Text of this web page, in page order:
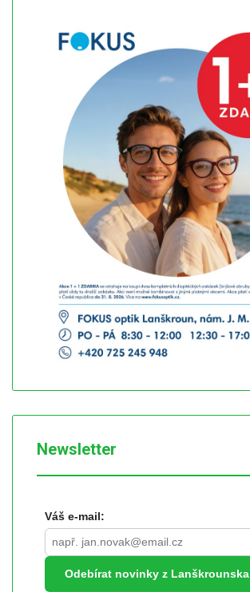
Newsletter
Váš e-mail:
Odebírat novinky z Lanškrounska